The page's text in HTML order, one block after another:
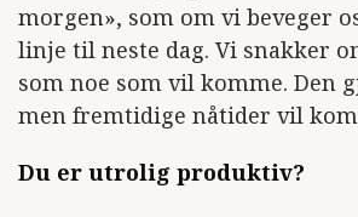
morgen», som om vi beveger
linje til neste dag. Vi snakker
som noe som vil komme. Den
men fremtidige nåtider vil
Du er utrolig produktiv?